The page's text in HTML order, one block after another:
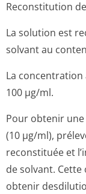
Reconstitution
La solution est
solvant au
La
100 µg/ml.
Pour obtenir
(10 µg/ml),
reconstituée et
de solvant.
obtenir